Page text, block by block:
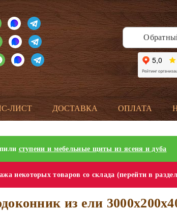
ЛИСТ ДОСТАВКА ОПЛАТА
ступени и мебельные щиты из ясеня и дуба
некоторых товаров со склада (перейти в
из ели